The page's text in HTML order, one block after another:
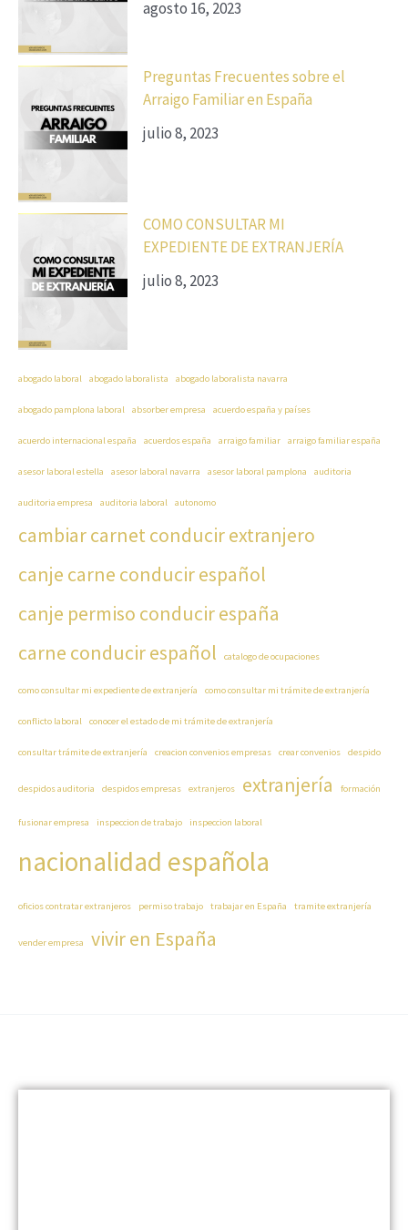
agosto 16, 2023
Preguntas Frecuentes sobre el
Arraigo Familiar en España
julio 8, 2023
COMO CONSULTAR MI
EXPEDIENTE DE EXTRANJERÍA
julio 8, 2023
abogado laboral abogado laboralista abogado laboralista navarra
abogado pamplona laboral absorber empresa acuerdo españa y países
acuerdo internacional españa acuerdos españa arraigo familiar arraigo familiar españa
asesor laboral estella asesor laboral navarra asesor laboral pamplona auditoria
auditoria empresa auditoria laboral autonomo
cambiar carnet conducir extranjero
canje carne conducir español
canje permiso conducir españa
carne conducir español
catalogo de ocupaciones
como consultar mi expediente de extranjería como consultar mi trámite de extranjería
conflicto laboral conocer el estado de mi trámite de extranjería
consultar trámite de extranjería creacion convenios empresas crear convenios despido
despidos auditoria despidos empresas extranjeros extranjería formación
fusionar empresa inspeccion de trabajo inspeccion laboral
nacionalidad española
oficios contratar extranjeros permiso trabajo trabajar en España tramite extranjería
vender empresa vivir en España